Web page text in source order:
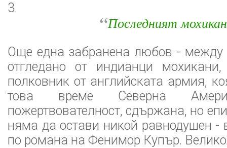
3.
“Последният мохикан
Още една забранена любов - между
отгледано от индианци
полковник от английската армия,
това време Северна
пожертвователност, сдържана, но
няма да остави никой равнодушен -
по романа на Фенимор Купър.